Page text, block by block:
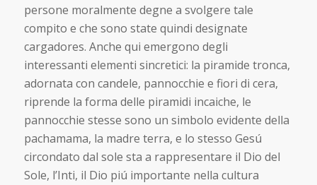
persone moralmente degne a svolgere tale
compito e che sono state quindi designate
cargadores. Anche qui emergono degli
interessanti elementi sincretici: la piramide tronca,
adornata con candele, pannocchie e fiori di cera,
riprende la forma delle piramidi incaiche, le
pannocchie stesse sono un simbolo evidente della
pachamama, la madre terra, e lo stesso Gesú
circondato dal sole sta a rappresentare il Dio del
Sole, l’Inti, il Dio piú importante nella cultura